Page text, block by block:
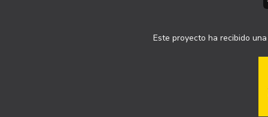
Este proyecto ha recibido